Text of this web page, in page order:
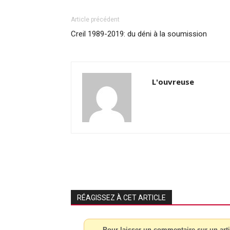
Article précédent
Creil 1989-2019: du déni à la soumission
L'ouvreuse
RÉAGISSEZ À CET ARTICLE